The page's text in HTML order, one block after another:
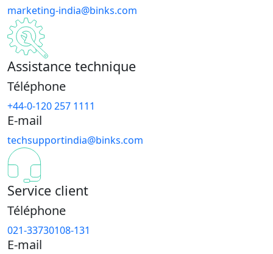
marketing-india@binks.com
Assistance technique
Téléphone
+44-0-120 257 1111
E-mail
techsupportindia@binks.com
Service client
Téléphone
021-33730108-131
E-mail